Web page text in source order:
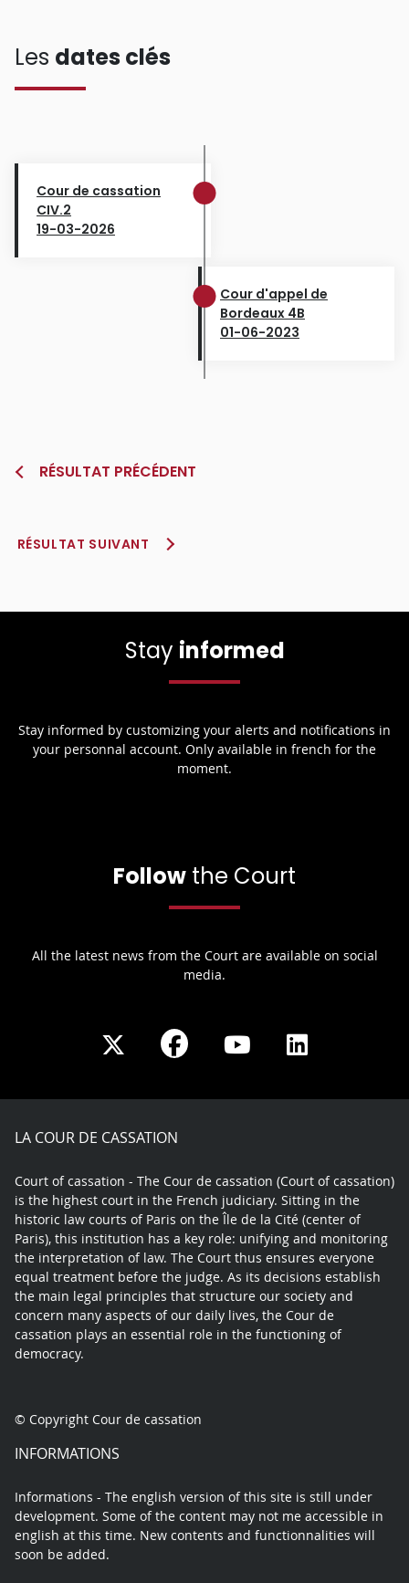
Les dates clés
Cour de cassation
CIV.2
19-03-2026
Cour d'appel de
Bordeaux 4B
01-06-2023
RÉSULTAT PRÉCÉDENT
RÉSULTAT SUIVANT
Stay informed
Stay informed by customizing your alerts and notifications in
your personnal account. Only available in french for the
moment.
Follow the Court
All the latest news from the Court are available on social
media.
Share
X
Share
Facebook
Share
YoutubeLinkedIn
LA COUR DE CASSATION
Court of cassation - The Cour de cassation (Court of cassation)
is the highest court in the French judiciary. Sitting in the
historic law courts of Paris on the Île de la Cité (center of
Paris), this institution has a key role: unifying and monitoring
the interpretation of law. The Court thus ensures everyone
equal treatment before the judge. As its decisions establish
the main legal principles that structure our society and
concern many aspects of our daily lives, the Cour de
cassation plays an essential role in the functioning of
democracy.
© Copyright Cour de cassation
INFORMATIONS
Informations - The english version of this site is still under
development. Some of the content may not me accessible in
english at this time. New contents and functionnalities will
soon be added.